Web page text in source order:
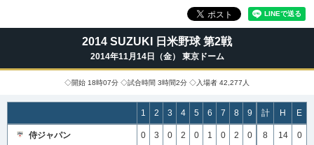
2014 SUZUKI 日米野球 第2戦
2014年11月14日（金） 東京ドーム
◇開始 18時07分 ◇試合時間 3時間2分 ◇入場者 42,277人
1 2 3 4 5 6 7 8 9 計 H E
侍ジャパン 0 3 0 2 0 1 0 2 0 8 14 0